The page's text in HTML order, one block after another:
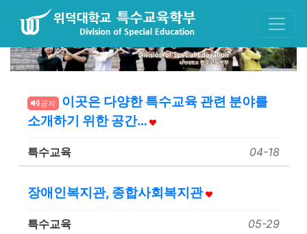
공지
이곳은 다양한 특수교육 관련 분야를
소개하기 위한 공간…
특수교육 04-18
장애인복지관, 종합사회복지관
특수교육 05-29